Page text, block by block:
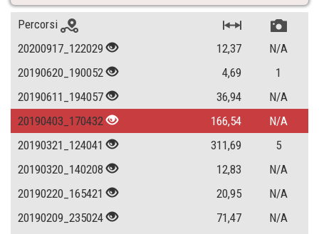
Percorsi
20200917_122029
12,37
N/A
20190620_190052
4,69
1
20190611_194057
36,94
N/A
20190403_170432
166,54
N/A
20190321_124041
311,69
5
20190320_140208
12,83
N/A
20190220_165421
20,95
N/A
20190209_235024
71,47
N/A